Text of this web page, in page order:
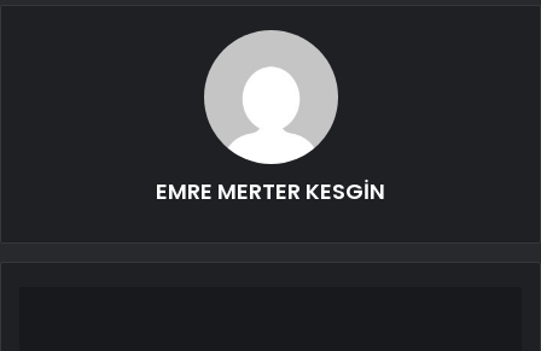
EMRE MERTER KESGİN